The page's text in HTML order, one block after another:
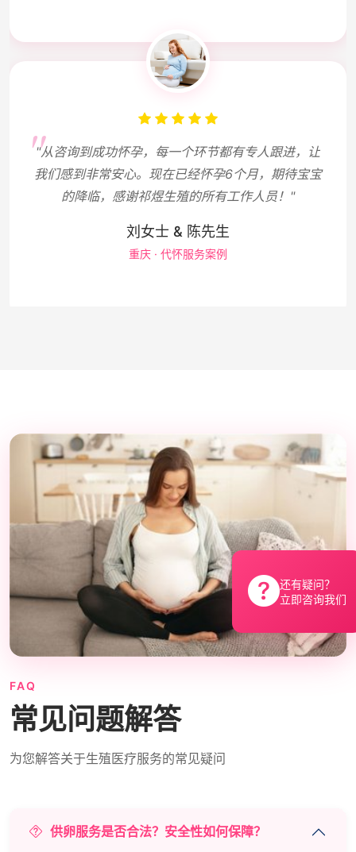
"从咨询到成功怀孕，每一个环节都有专人跟进，让
我们感到非常安心。现在已经怀孕6个月，期待宝宝
的降临，感谢祁煜生殖的所有工作人员！"
刘女士 & 陈先生
重庆 · 代怀服务案例
还有疑问？
立即咨询我们
FAQ
常见问题解答
为您解答关于生殖医疗服务的常见疑问
供卵服务是否合法？安全性如何保障？